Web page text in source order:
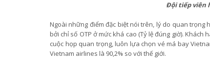
Đội tiếp viên
Ngoài những điểm đặc biệt nói trên, lý do quan trọng
bởi chỉ số OTP ở mức khá cao (Tỷ lệ đúng giờ).
cuộc họp quan trọng, luôn lựa chọn vé má bay
Vietnam airlines là 90,2% so với thế giới.